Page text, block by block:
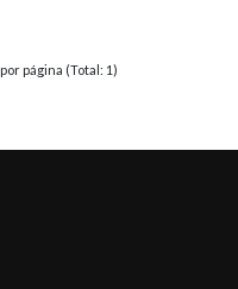
por página (Total: 1)